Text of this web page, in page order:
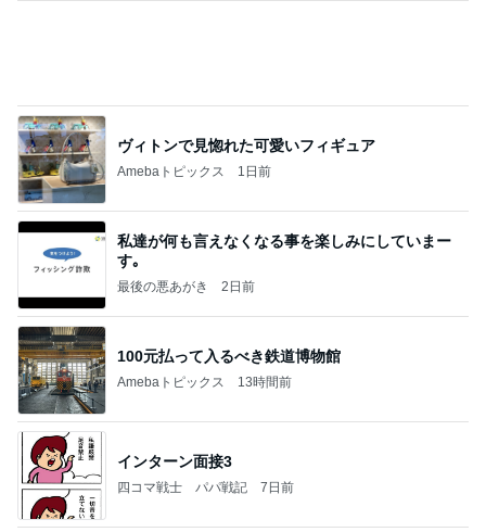
ヴィトンで見惚れた可愛いフィギュア
Amebaトピックス 1日前
私達が何も言えなくなる事を楽しみにしていまー
す｡
最後の悪あがき 2日前
100元払って入るべき鉄道博物館
Amebaトピックス 13時間前
インターン面接3
四コマ戦士 パパ戦記 7日前